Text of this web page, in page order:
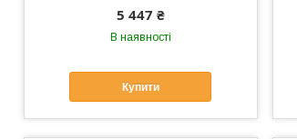
5 447 ₴
В наявності
Купити